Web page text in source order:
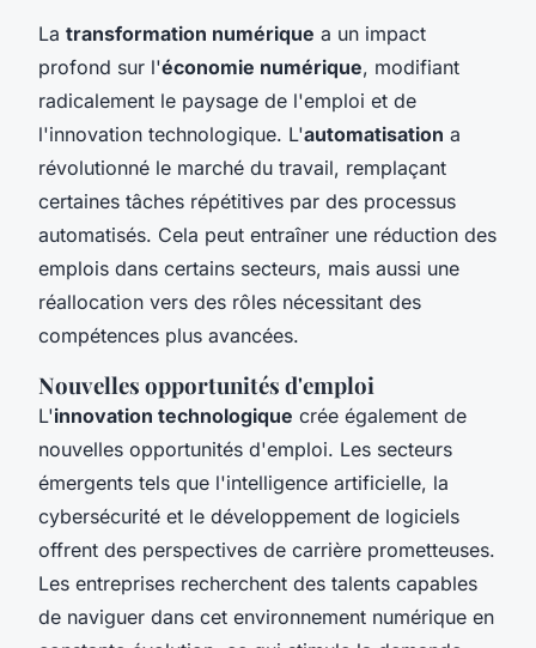
La transformation numérique a un impact
profond sur l'économie numérique, modifiant
radicalement le paysage de l'emploi et de
l'innovation technologique. L'automatisation a
révolutionné le marché du travail, remplaçant
certaines tâches répétitives par des processus
automatisés. Cela peut entraîner une réduction des
emplois dans certains secteurs, mais aussi une
réallocation vers des rôles nécessitant des
compétences plus avancées.
Nouvelles opportunités d'emploi
L'innovation technologique crée également de
nouvelles opportunités d'emploi. Les secteurs
émergents tels que l'intelligence artificielle, la
cybersécurité et le développement de logiciels
offrent des perspectives de carrière prometteuses.
Les entreprises recherchent des talents capables
de naviguer dans cet environnement numérique en